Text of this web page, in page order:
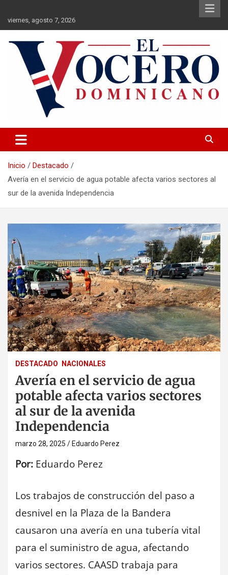
contenido
viernes, agosto 7, 2026
El Vocero Dominicano
Inicio
Destacado
Avería en el servicio de agua potable afecta varios sectores al
sur de la avenida Independencia
DESTACADO NACIONALES
Avería en el servicio de agua
potable afecta varios sectores
al sur de la avenida
Independencia
marzo 28, 2025 Eduardo Perez
Por: Eduardo Perez
Los trabajos de construcción del paso a
desnivel en la Plaza de la Bandera
causaron una avería en una tubería vital
para el suministro de agua, afectando
varios sectores. CAASD trabaja para